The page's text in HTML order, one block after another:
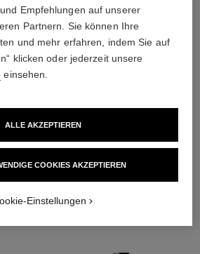
Empfehlungen auf unserer
Partnern. Sie können Ihre
und mehr erfahren, indem Sie auf
klicken oder jederzeit unsere
einsehen.
COOKIES AKZEPTIEREN
ALLE AKZEPTIEREN
Einstellungen